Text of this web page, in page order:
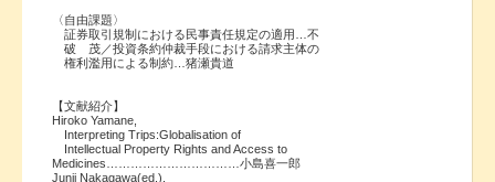
〈自由課題〉
証券取引規制における民事責任規定の適用…不
破 茂／投資条約仲裁手段における請求主体の
権利濫用による制約…猪瀬貴道
【文献紹介】
Hiroko Yamane,
Interpreting Trips:Globalisation of
Intellectual Property Rights and Access to
Medicines……………………………小島喜一郎
Junji Nakagawa(ed.),